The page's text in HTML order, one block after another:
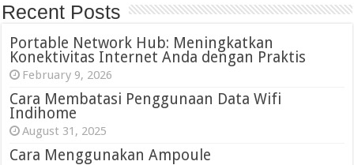
Recent Posts
Portable Network Hub: Meningkatkan
Konektivitas Internet Anda dengan Praktis
February 9, 2026
Cara Membatasi Penggunaan Data Wifi
Indihome
August 31, 2025
Cara Menggunakan Ampoule